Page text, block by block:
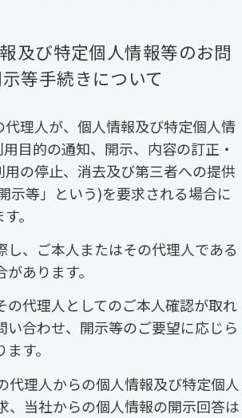
及び特定個人情報等のお問
等手続きについて
代理人が、個人情報及び特定個人情
目的の通知、開示、内容の訂正・
の停止、消去及び第三者への提供
示等」という)を要求される場合に
。
し、ご本人またはその代理人である
あります。
の代理人としてのご本人確認が取れ
い合わせ、開示等のご要望に応じら
す。
代理人からの個人情報及び特定個人
、当社からの個人情報の開示回答は